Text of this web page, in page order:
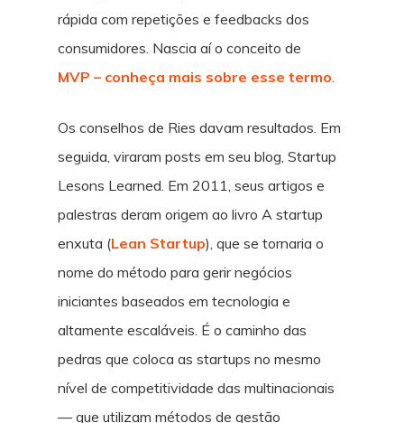
rápida com repetições e feedbacks dos
consumidores. Nascia aí o conceito de
MVP – conheça mais sobre esse termo.
Os conselhos de Ries davam resultados. Em
seguida, viraram posts em seu blog, Startup
Lesons Learned. Em 2011, seus artigos e
palestras deram origem ao livro A startup
enxuta (Lean Startup), que se tornaria o
nome do método para gerir negócios
iniciantes baseados em tecnologia e
altamente escaláveis. É o caminho das
pedras que coloca as startups no mesmo
nível de competitividade das multinacionais
— que utilizam métodos de gestão